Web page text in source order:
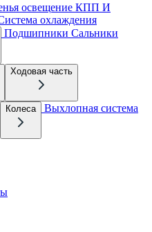
освещение КПП И
охлаждения
Подшипники Сальники
Ходовая часть
Колеса Выхлопная система